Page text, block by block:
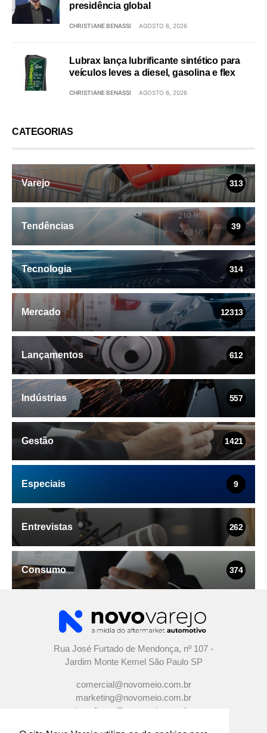
presidência global
CHRISTIANE BENASSI AGOSTO 6, 2026
Lubrax lança lubrificante sintético para
veículos leves a diesel, gasolina e flex
CHRISTIANE BENASSI AGOSTO 6, 2026
CATEGORIAS
Varejo 313
Tendências 39
Tecnologia 314
Mercado 12313
Lançamentos 612
Indústrias 557
Gestão 1421
Especiais 9
Entrevistas 262
Consumo 374
Rua José Furtado de Mendonça, nº 107 -
Jardim Monte Kemel São Paulo SP
comercial@novomeio.com.br
marketing@novomeio.com.br
jornalismo@novomeio.com.br